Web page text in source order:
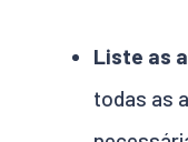
Liste as
todas as